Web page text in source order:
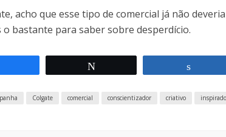
acho que esse tipo de comercial já não
o bastante para saber sobre desperdício.
Colgate comercial conscientizador criativo